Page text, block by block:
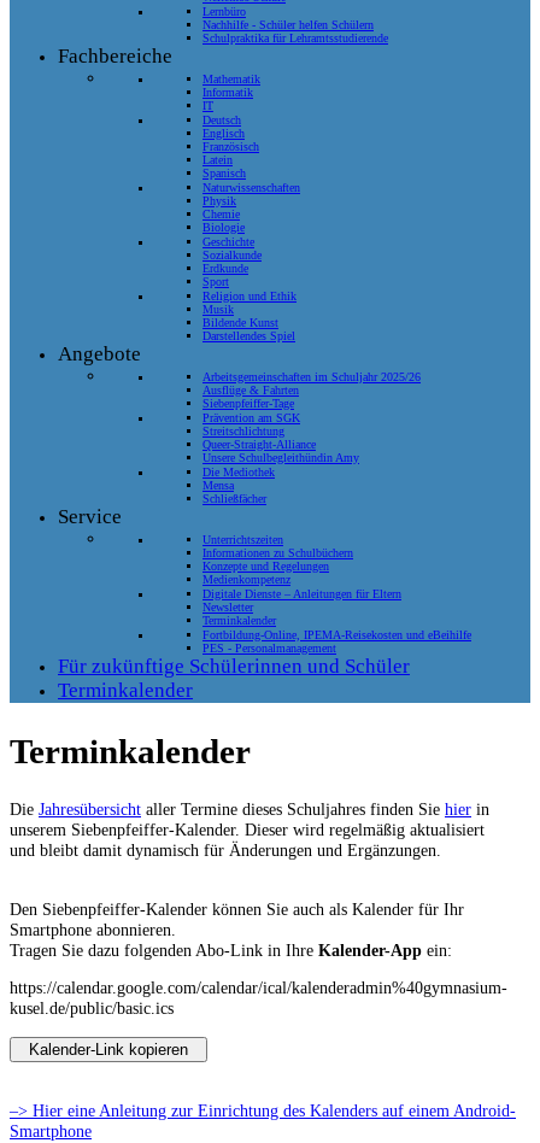
Lernbüro
Nachhilfe - Schüler helfen Schülern
Schulpraktika für Lehramtsstudierende
Fachbereiche
Mathematik
Informatik
IT
Deutsch
Englisch
Französisch
Latein
Spanisch
Naturwissenschaften
Physik
Chemie
Biologie
Geschichte
Sozialkunde
Erdkunde
Sport
Religion und Ethik
Musik
Bildende Kunst
Darstellendes Spiel
Angebote
Arbeitsgemeinschaften im Schuljahr 2025/26
Ausflüge & Fahrten
Siebenpfeiffer-Tage
Prävention am SGK
Streitschlichtung
Queer-Straight-Alliance
Unsere Schulbegleithündin Amy
Die Mediothek
Mensa
Schließfächer
Service
Unterrichtszeiten
Informationen zu Schulbüchern
Konzepte und Regelungen
Medienkompetenz
Digitale Dienste – Anleitungen für Eltern
Newsletter
Terminkalender
Fortbildung-Online, IPEMA-Reisekosten und eBeihilfe
PES - Personalmanagement
Für zukünftige Schülerinnen und Schüler
Terminkalender
Terminkalender
Die Jahresübersicht aller Termine dieses Schuljahres finden Sie hier in
unserem Siebenpfeiffer-Kalender. Dieser wird regelmäßig aktualisiert
und bleibt damit dynamisch für Änderungen und Ergänzungen.
Den Siebenpfeiffer-Kalender können Sie auch als Kalender für Ihr
Smartphone abonnieren.
Tragen Sie dazu folgenden Abo-Link in Ihre Kalender-App ein:
https://calendar.google.com/calendar/ical/kalenderadmin%40gymnasium-
kusel.de/public/basic.ics
Kalender-Link kopieren
–> Hier eine Anleitung zur Einrichtung des Kalenders auf einem Android-
Smartphone